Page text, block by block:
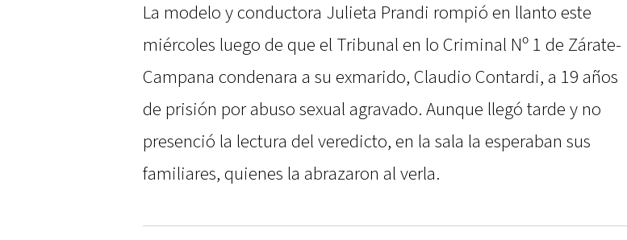
La modelo y conductora Julieta Prandi rompió en llanto este
miércoles luego de que el Tribunal en lo Criminal Nº 1 de Zárate-
Campana condenara a su exmarido, Claudio Contardi, a 19 años
de prisión por abuso sexual agravado. Aunque llegó tarde y no
presenció la lectura del veredicto, en la sala la esperaban sus
familiares, quienes la abrazaron al verla.